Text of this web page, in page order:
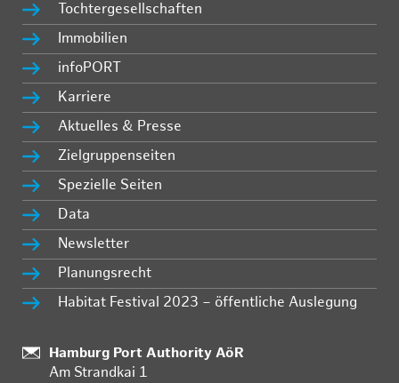
Tochtergesellschaften
Immobilien
infoPORT
Karriere
Aktuelles & Presse
Zielgruppenseiten
Spezielle Seiten
Data
Newsletter
Planungsrecht
Habitat Festival 2023 – öffentliche Auslegung
:
Hamburg Port Authority AöR
Am Strandkai 1